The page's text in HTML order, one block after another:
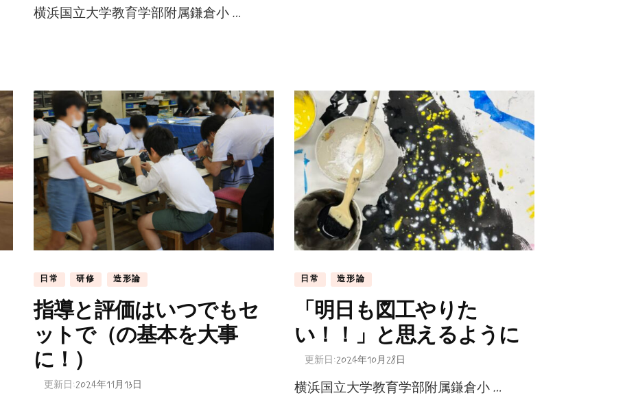
横浜国立大学教育学部附属鎌倉小 …
日常 研修 造形論
指導と評価はいつでもセ
ットで（の基本を大事
に！）
更新日:2024年11月13日
日常 造形論
「明日も図工やりた
い！！」と思えるように
更新日:2024年10月28日
横浜国立大学教育学部附属鎌倉小 …